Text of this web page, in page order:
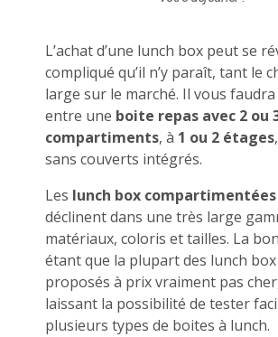
L’achat d’une lunch box peut se
compliqué qu’il n’y paraît, tant le
large sur le marché. Il vous
entre une boite repas avec 2 ou
compartiments, à 1 ou 2 étages
sans couverts intégrés.
Les lunch box compartimentées
déclinent dans une très large
matériaux, coloris et tailles. La
étant que la plupart des lunch
proposés à prix vraiment pas
laissant la possibilité de tester
plusieurs types de boites à lunch.